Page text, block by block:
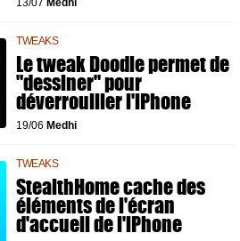
13/07 Medhi
TWEAKS
Le tweak Doodle permet de
"dessiner" pour
déverrouiller l'iPhone
19/06 Medhi
TWEAKS
StealthHome cache des
éléments de l'écran
d'accueil de l'iPhone